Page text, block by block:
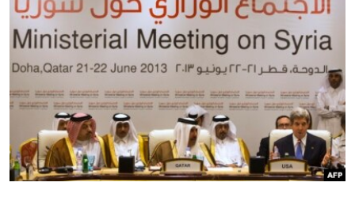
пошуку
ІНТЕРВ'Ю
ВСЕ ЗА ДЕНЬ
СПЕЦПРОЕКТИ
ДЕПОРТАЦІЯ
ВІДЕОУРОКИ «ELIFBE»
СВІДЧЕННЯ ОКУПАЦІЇ
УКРАЇНСЬКА ПРОБЛЕМА КРИМУ
ЯК ОБІЙТИ БЛОКУВАННЯ
Русский
Qırımtatar